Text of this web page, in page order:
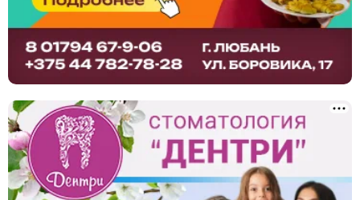
Сантехнические услуги
Клининг, уборка